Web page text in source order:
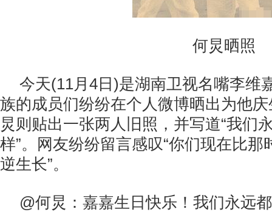
何炅晒照
今天(11月4日)是湖南卫视名嘴李维
族的成员们纷纷在个人微博晒出为他
炅则贴出一张两人旧照，并写道“我们
样”。网友纷纷留言感叹“你们现在比那
逆生长”。
@何炅：嘉嘉生日快乐！我们永远